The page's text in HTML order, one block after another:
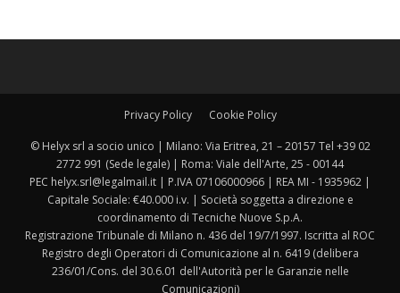
Privacy Policy Cookie Policy
© Helyx srl a socio unico | Milano: Via Eritrea, 21 – 20157 Tel +39 02
2772 991 (Sede legale) | Roma: Viale dell'Arte, 25 - 00144
PEC helyx.srl@legalmail.it | P.IVA 07106000966 | REA MI - 1935962 |
Capitale Sociale: €40.000 i.v. | Società soggetta a direzione e
coordinamento di Tecniche Nuove S.p.A.
Registrazione Tribunale di Milano n. 436 del 19/7/1997. Iscritta al ROC
Registro degli Operatori di Comunicazione al n. 6419 (delibera
236/01/Cons. del 30.6.01 dell'Autorità per le Garanzie nelle
Comunicazioni)